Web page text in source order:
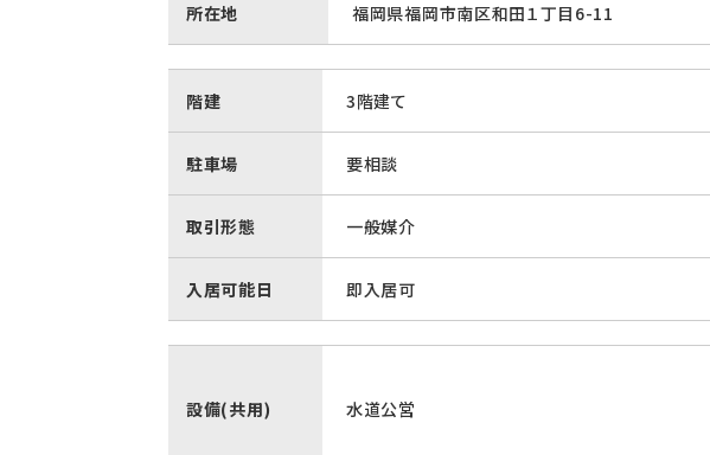
所在地 福岡県福岡市南区和田１丁目6-11
階建 3階建て
駐車場 要相談
取引形態 一般媒介
入居可能日 即入居可
設備(共用) 水道公営